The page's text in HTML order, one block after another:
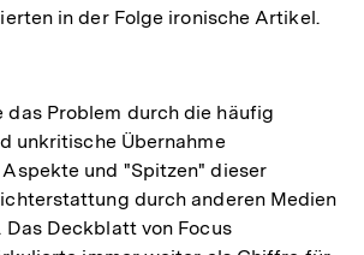
Auflösung
in der Folge ironische Artikel.Zur
das Problem durch die häufig
unkritische Übernahme
und "Spitzen" dieser
durch anderen Medien
Das Deckblatt von Focus